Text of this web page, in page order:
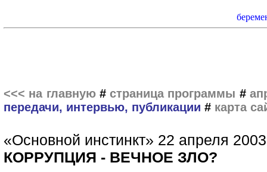
<<< на главную#страница программы #
передачи, интервью, публикации # карта
«Основной инстинкт» 22 апреля 2003
КОРРУПЦИЯ - ВЕЧНОЕ ЗЛО?